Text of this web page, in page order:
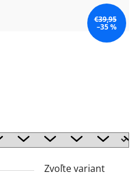
Zvoľte variant
€39,95
–35 %